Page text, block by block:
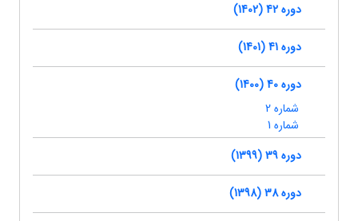
دوره 42 (1402)
دوره 41 (1401)
دوره 40 (1400)
شماره 2
شماره 1
دوره 39 (1399)
دوره 38 (1398)